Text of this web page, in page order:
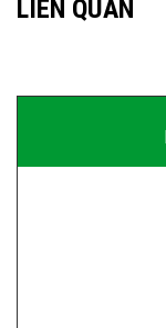
LIÊN QUAN